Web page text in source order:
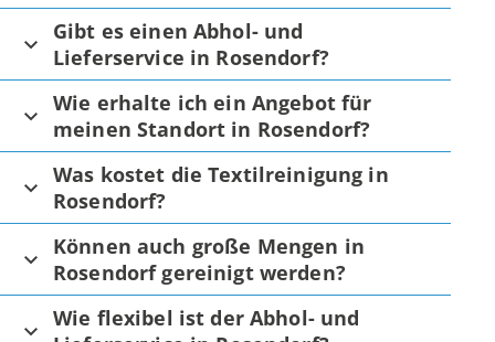
Gibt es einen Abhol- und
Lieferservice in Rosendorf?
Wie erhalte ich ein Angebot für
meinen Standort in Rosendorf?
Was kostet die Textilreinigung in
Rosendorf?
Können auch große Mengen in
Rosendorf gereinigt werden?
Wie flexibel ist der Abhol- und